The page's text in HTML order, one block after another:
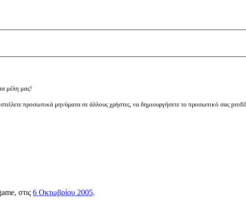
μέλη μας!
προσωπικά μηνύματα σε άλλους χρήστες, να δημιουργήσετε το προσωπικό σας
, στις 6 Οκτωβρίου 2005.